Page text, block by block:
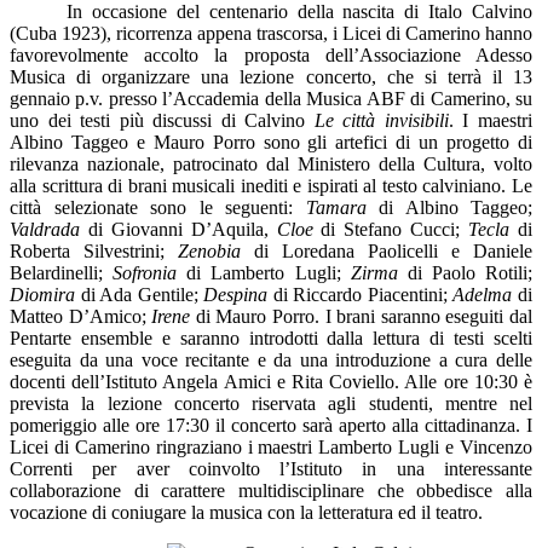
In occasione del centenario della nascita di Italo Calvino
(Cuba 1923), ricorrenza appena trascorsa, i Licei di Camerino hanno
favorevolmente accolto la proposta dell’Associazione Adesso
Musica di organizzare una lezione concerto, che si terrà il 13
gennaio p.v. presso l’Accademia della Musica ABF di Camerino, su
uno dei testi più discussi di Calvino Le città invisibili. I maestri
Albino Taggeo e Mauro Porro sono gli artefici di un progetto di
rilevanza nazionale, patrocinato dal Ministero della Cultura, volto
alla scrittura di brani musicali inediti e ispirati al testo calviniano. Le
città selezionate sono le seguenti: Tamaradi Albino Taggeo;
Valdrada di Giovanni D’Aquila, Cloedi Stefano Cucci; Tecla di
Roberta Silvestrini; Zenobia di Loredana Paolicelli e Daniele
Belardinelli;Sofronia di Lamberto Lugli; Zirmadi Paolo Rotili;
Diomira di Ada Gentile; Despina di Riccardo Piacentini;Adelma di
Matteo D’Amico; Irene di Mauro Porro. I brani saranno eseguiti dal
Pentarte ensemble e saranno introdotti dalla lettura di testi scelti
eseguita da una voce recitante e da una introduzione a cura delle
docenti dell’Istituto Angela Amici e Rita Coviello. Alle ore 10:30 è
prevista la lezione concerto riservata agli studenti, mentre nel
pomeriggio alle ore 17:30 il concerto sarà aperto alla cittadinanza. I
Licei di Camerino ringraziano i maestri Lamberto Lugli e Vincenzo
Correnti per aver coinvolto l’Istituto in una interessante
collaborazione di carattere multidisciplinare che obbedisce alla
vocazione di coniugare la musica con la letteratura ed il teatro.